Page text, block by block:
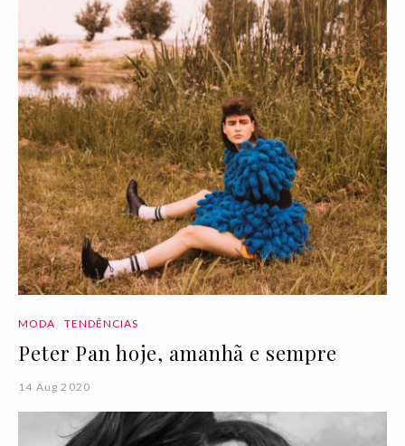
MODA TENDÊNCIAS
Peter Pan hoje, amanhã e sempre
14 Aug 2020